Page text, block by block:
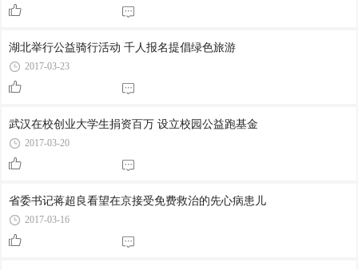
湖北举行公益骑行活动 千人报名提倡绿色旅游
2017-03-23
武汉在校创业大学生捐资百万 设立校园公益跑基金
2017-03-20
省委书记蒋超良看望在京接受免费救治的先心病患儿
2017-03-16